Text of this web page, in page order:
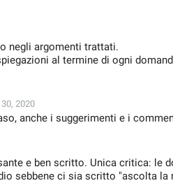
negli argomenti trattati.
al termine di ogni
2020
anche i suggerimenti e i
e ben scritto. Unica critica: le
sebbene ci sia scritto "ascolta la